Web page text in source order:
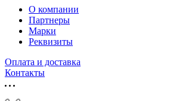
О компании
Партнеры
Марки
Реквизиты
Оплата и доставка
Контакты